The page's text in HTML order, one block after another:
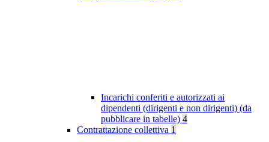
Incarichi conferiti e autorizzati ai
dipendenti (dirigenti e non dirigenti) (da
pubblicare in tabelle) 4
Contrattazione collettiva 1